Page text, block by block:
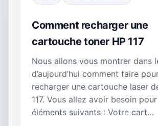
Comment recharger une
cartouche toner HP 117
Nous allons vous montrer dans
d’aujourd’hui comment faire
recharger une cartouche laser
117. Vous allez avoir besoin
éléments suivants : Votre cart…